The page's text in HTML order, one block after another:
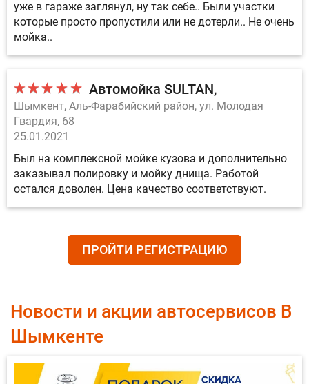
уже в гараже заглянул, ну так себе.. Были участки
которые просто пропустили или не дотерли.. Не очень
мойка..
Автомойка SULTAN
Шымкент, Аль-Фарабийский район, ул. Молодая
Гвардия, 68
25.01.2021
Был на комплексной мойке кузова и дополнительно
заказывал полировку и мойку днища. Работой
остался доволен. Цена качество соответствуют.
ПРОЙТИ РЕГИСТРАЦИЮ
Новости и акции автосервисов В
Шымкенте